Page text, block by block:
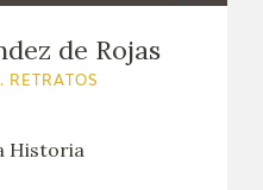
de Rojas
RETRATOS
Historia